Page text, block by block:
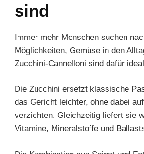
sind
Immer mehr Menschen suchen
Möglichkeiten, Gemüse in den
Zucchini-Cannelloni sind dafür
Die Zucchini ersetzt klassische
das Gericht leichter, ohne dabei
verzichten. Gleichzeitig liefert sie
Vitamine, Mineralstoffe und